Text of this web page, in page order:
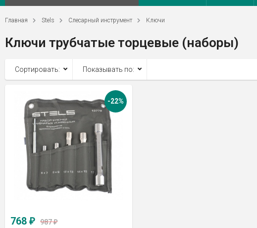
Главная Stels Слесарный инструмент Ключи
Ключи трубчатые торцевые (наборы)
Сортировать: Показывать по:
-22%
768 ₽ 987₽